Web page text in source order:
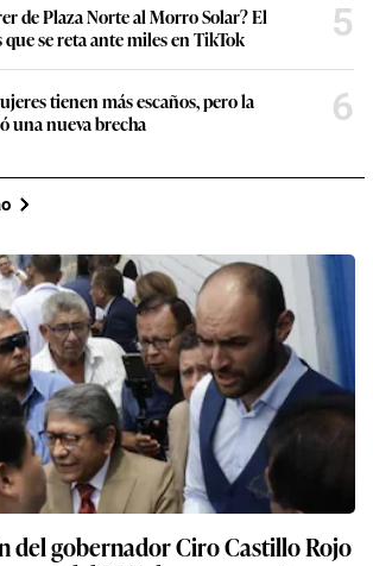
de Plaza Norte al Morro Solar? El
que se reta ante miles en TikTok
5
tienen más escaños, pero la
una nueva brecha
6
del gobernador Ciro Castillo Rojo